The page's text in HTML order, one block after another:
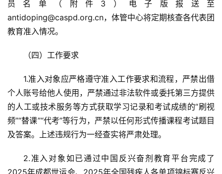
员名单（附件3）电子版报送至
antidoping@caspd.org.cn，体管中心将定期核查各代表团
教育准入情况。
（四）工作要求
1.准入对象应严格遵守准入工作要求和流程，严禁出借
个人账号给他人使用，严禁通过非法软件或委托第三方提供
的人工或技术服务等方式获取学习记录和考试成绩的“刷视
频”“替课”“代考”等行为，严禁以任何形式传播课程考试题目
及答案。上述违规行为一经查实将严肃处理。
2.准入对象如已通过中国反兴奋剂教育平台完成了